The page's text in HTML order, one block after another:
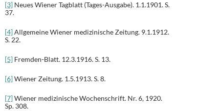
[3] Neues Wiener Tagblatt (Tages-Ausgabe). 1.1.1901. S.
37.
[4] Allgemeine Wiener medizinische Zeitung. 9.1.1912.
S. 22.
[5] Fremden-Blatt. 12.3.1916. S. 13.
[6] Wiener Zeitung. 1.5.1913. S. 8.
[7] Wiener medizinische Wochenschrift. Nr. 6, 1920.
Sp. 308.